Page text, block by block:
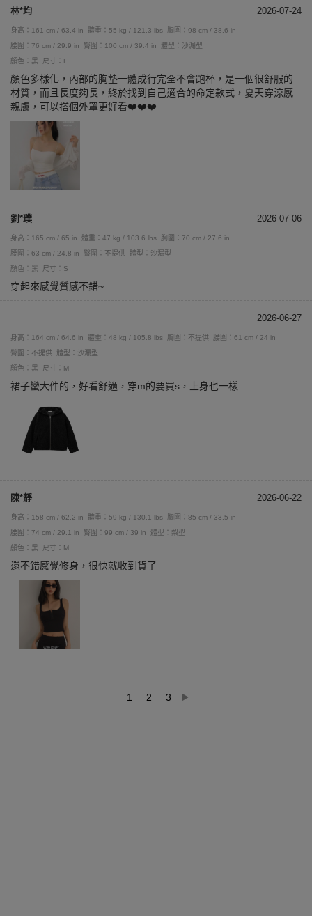
林*均 2026-07-24
身高：161 cm / 63.4 in 體重：55 kg / 121.3 lbs
胸圍：98 cm / 38.6 in
腰圍：76 cm / 29.9 in
臀圍：100 cm / 39.4 in
體型：沙漏型
顏色：黑
尺寸：L
顏色多樣化，內部的胸墊一體成行完全不會跑杯，是一個很舒服的
材質，而且長度夠長，終於找到自己適合的命定款式，夏天穿涼感
親膚，可以搭個外罩更好看❤️❤️❤️
劉*璞 2026-07-06
身高：165 cm / 65 in 體重：47 kg / 103.6 lbs
胸圍：70 cm / 27.6 in
腰圍：63 cm / 24.8 in
臀圍：不提供
體型：沙漏型
顏色：黑
尺寸：S
穿起來感覺質感不錯~
2026-06-27
身高：164 cm / 64.6 in 體重：48 kg / 105.8 lbs 胸圍：不提供
腰圍：61 cm / 24 in
臀圍：不提供
體型：沙漏型
顏色：黑
尺寸：M
裙子蠻大件的，好看舒適，穿m的要買s，上身也一樣
陳*靜 2026-06-22
身高：158 cm / 62.2 in 體重：59 kg / 130.1 lbs
胸圍：85 cm / 33.5 in
腰圍：74 cm / 29.1 in
臀圍：99 cm / 39 in
體型：梨型
顏色：黑
尺寸：M
還不錯感覺修身，很快就收到貨了
1 2 3